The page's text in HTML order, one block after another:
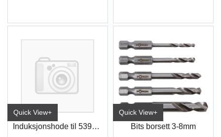
Quick View+
Induksjonshode til 5391E 37
Quick View+
Bits borsett 3-8mm